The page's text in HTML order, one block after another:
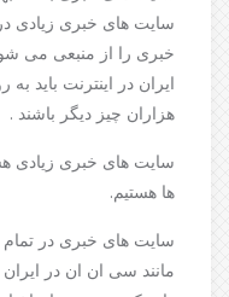
سایت های خبری زیادی
خبری را از منبعی می
ایران در اینترنت باید
هزاران چیز دیگر باشند .
سایت های خبری زیادی
ها هستیم.
سایت های خبری در تمام
مانند سی ان ان در